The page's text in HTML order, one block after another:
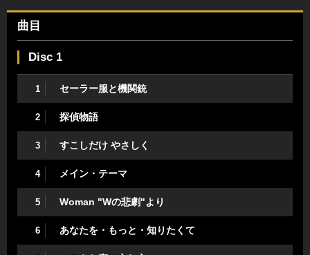
曲目
Disc 1
1 セーラー服と機関銃
2 探偵物語
3 すこしだけ やさしく
4 メイン・テーマ
5 Woman "Wの悲劇"より
6 あなたを・もっと・知りたくて